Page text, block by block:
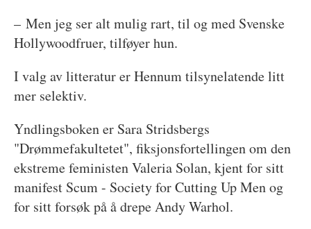
– Men jeg ser alt mulig rart, til og med Svenske
Hollywoodfruer, tilføyer hun.
I valg av litteratur er Hennum tilsynelatende litt
mer selektiv.
Yndlingsboken er Sara Stridsbergs
"Drømmefakultetet", fiksjonsfortellingen om den
ekstreme feministen Valeria Solan, kjent for sitt
manifest Scum - Society for Cutting Up Men og
for sitt forsøk på å drepe Andy Warhol.